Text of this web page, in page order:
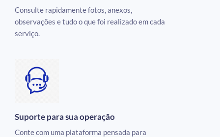
Consulte rapidamente fotos, anexos,
observações e tudo o que foi realizado em cada
serviço.
Suporte para sua operação
Conte com uma plataforma pensada para